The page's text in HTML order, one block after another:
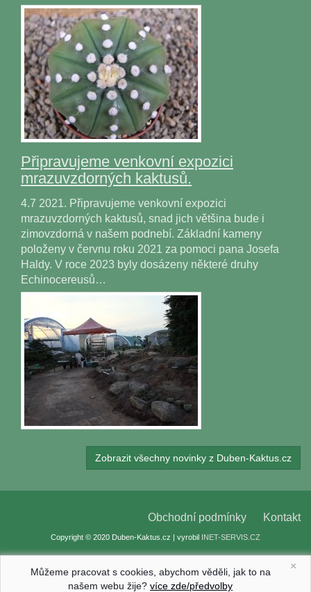
Připravujeme venkovní expozici
mrazuvzdorných kaktusů.
4.7 2021. Připravujeme venkovní expozici
mrazuvzdorných kaktusů, snad jich většina bude i
zimovzdorná v našem podnebí. Základní kameny
položeny v červnu roku 2021 za pomoci pana Josefa
Haldy. V roce 2023 byly dosázeny některé druhy
Echinocereusů…
Zobrazit všechny novinky z Duben-Kaktus.cz
Obchodní podmínky Kontakt
Copyright © 2020 Duben-Kaktus.cz | vyrobil INET-SERVIS.CZ
×
Můžeme pracovat s cookies, abychom věděli, jak to na
našem webu žije? více zde/předvolby